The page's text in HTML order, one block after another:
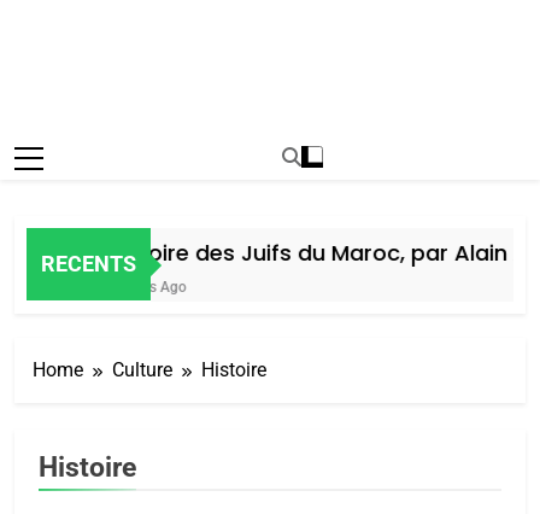
RECENTS
Histoire des Juifs du Maroc, par Alain
5 Jours Ago
Home Culture Histoire
Histoire